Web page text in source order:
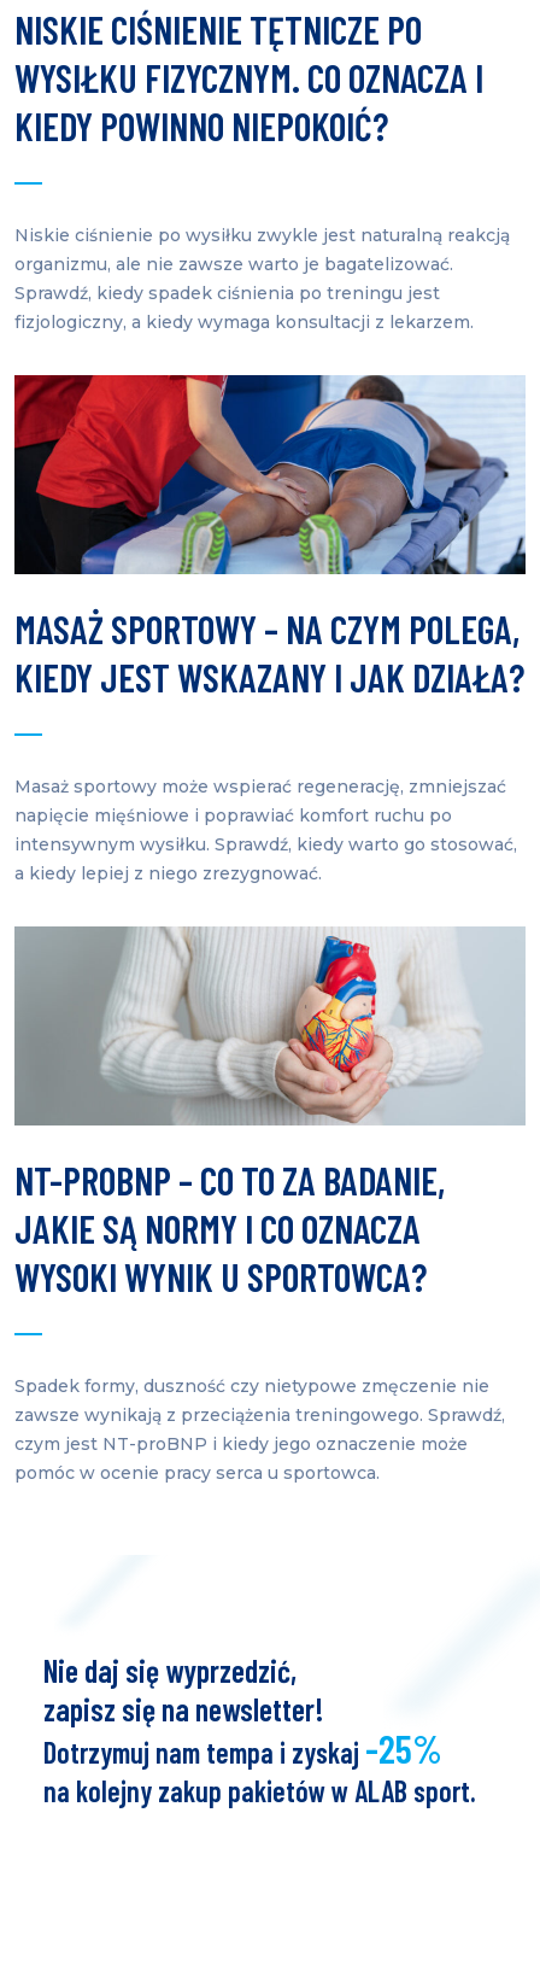
NISKIE CIŚNIENIE TĘTNICZE PO
WYSIŁKU FIZYCZNYM. CO OZNACZA I
KIEDY POWINNO NIEPOKOIĆ?
Niskie ciśnienie po wysiłku zwykle jest naturalną reakcją
organizmu, ale nie zawsze warto je bagatelizować.
Sprawdź, kiedy spadek ciśnienia po treningu jest
fizjologiczny, a kiedy wymaga konsultacji z lekarzem.
MASAŻ SPORTOWY – NA CZYM POLEGA,
KIEDY JEST WSKAZANY I JAK DZIAŁA?
Masaż sportowy może wspierać regenerację, zmniejszać
napięcie mięśniowe i poprawiać komfort ruchu po
intensywnym wysiłku. Sprawdź, kiedy warto go stosować,
a kiedy lepiej z niego zrezygnować.
NT-PROBNP – CO TO ZA BADANIE,
JAKIE SĄ NORMY I CO OZNACZA
WYSOKI WYNIK U SPORTOWCA?
Spadek formy, duszność czy nietypowe zmęczenie nie
zawsze wynikają z przeciążenia treningowego. Sprawdź,
czym jest NT-proBNP i kiedy jego oznaczenie może
pomóc w ocenie pracy serca u sportowca.
Nie daj się wyprzedzić,
zapisz się na newsletter!
Dotrzymuj nam tempa i zyskaj -25%
na kolejny zakup pakietów w ALAB sport.